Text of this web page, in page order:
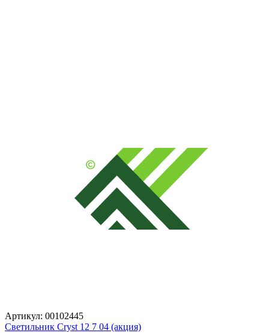
Артикул: 00102445
Светильник Cryst 12 7 04 (акция)